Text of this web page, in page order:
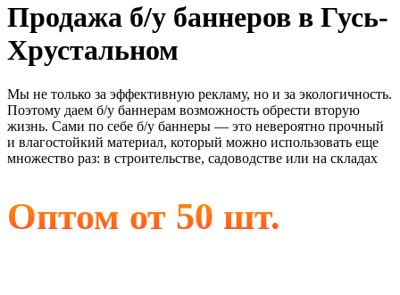
Продажа б/у баннеров в Гусь-
Хрустальном
Мы не только за эффективную рекламу, но и за экологичность.
Поэтому даем б/у баннерам возможность обрести вторую
жизнь. Сами по себе б/у баннеры — это невероятно прочный
и влагостойкий материал, который можно использовать еще
множество раз: в строительстве, садоводстве или на складах
Оптом от 50 шт.